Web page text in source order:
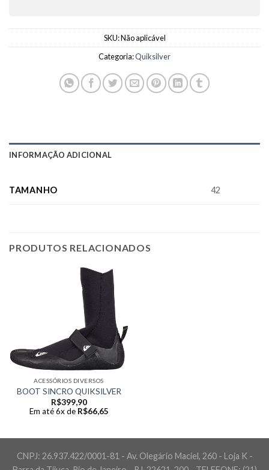
SKU:Não aplicável
Categoria:Quiksilver
INFORMAÇÃO ADICIONAL
TAMANHO 42
PRODUTOS RELACIONADOS
ACESSÓRIOS DIVERSOS
BOOT SINCRO QUIKSILVER
R$399,90
Em até 6x de R$66,65
CNPJ: 26.937.422/0001-81 - Av. Olegário Maciel, 260 - Loja K -